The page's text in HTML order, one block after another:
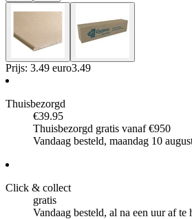
Prijs: 3.49 euro3.49
Thuisbezorgd
€39.95
Thuisbezorgd gratis vanaf €950
Vandaag besteld, maandag 10
Click & collect
gratis
Vandaag besteld, al na een uur af